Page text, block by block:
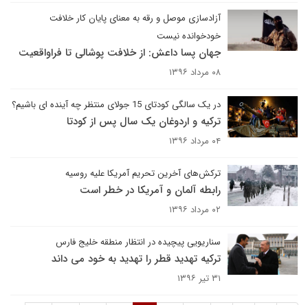
آزادسازی موصل و رقه به معنای پایان کار خلافت
خودخوانده نیست
جهان پسا داعش: از خلافت پوشالی تا فراواقعیت
۰۸ مرداد ۱۳۹۶
در یک سالگی کودتای 15 جولای منتظر چه آینده ای باشیم؟
ترکیه و اردوغان یک سال پس از کودتا
۰۴ مرداد ۱۳۹۶
ترکش‌های آخرین تحریم آمریکا علیه روسیه
رابطه آلمان و آمریکا در خطر است
۰۲ مرداد ۱۳۹۶
سناریویی پیچیده در انتظار منطقه خلیج فارس
ترکیه تهدید قطر را تهدید به خود می داند
۳۱ تیر ۱۳۹۶